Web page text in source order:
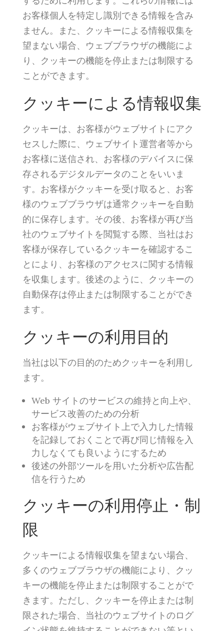
お客様個人を特定し識別できる情報を含み
ません。また、クッキーによる情報収集を
望まない場合、ウェブブラウザの機能によ
り、クッキーの機能を停止または制限する
ことができます。
クッキーによる情報収集
クッキーは、お客様がウェブサイトにアク
セスした際に、ウェブサイト運営者等から
お客様に送信され、お客様のデバイスに保
存されるデジタルデータのことをいいま
す。お客様がクッキーを受け取ると、お客
様のウェブブラウザは通常クッキーを自動
的に保存します。その後、お客様が再び当
社のウェブサイトを閲覧する際、当社はお
客様が保存しているクッキーを確認するこ
とにより、お客様のアクセスに関する情報
を収集します。後述のように、クッキーの
自動保存は停止または制限することができ
ます。
クッキーの利用目的
当社は以下の目的のためクッキーを利用し
ます。
Web サイトのサービスの維持と向上や、
サービス改善のための分析
お客様がウェブサイト上で入力した情報
を記録しておくことで再び同じ情報を入
力しなくても良いようにするため
後述の外部ツールを用いた分析や広告配
信を行うため
クッキーの利用停止・制
限
クッキーによる情報収集を望まない場合、
多くのウェブブラウザの機能により、クッ
キーの機能を停止または制限することがで
きます。ただし、クッキーを停止または制
限された場合、当社のウェブサイトのログ